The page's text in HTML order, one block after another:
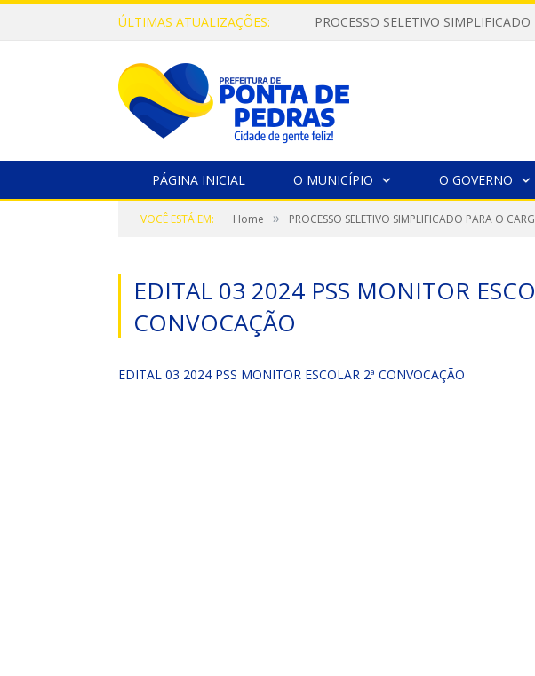
ÚLTIMAS ATUALIZAÇÕES: PROCESSO SELETIVO
PÁGINA INICIAL O MUNICÍPIO O GOVERNO
VOCÊ ESTÁ EM: Home » PROCESSO SELETIVO SIMPLIFICADO PARA O
EDITAL 03 2024 PSS MONITOR
CONVOCAÇÃO
EDITAL 03 2024 PSS MONITOR ESCOLAR 2ª CONVOCAÇÃO